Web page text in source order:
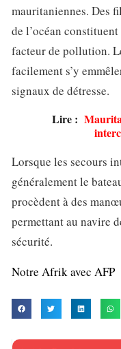
mauritaniennes. Des
de l’océan
facteur de pollution.
facilement s’y
signaux de détresse.
Lire :
Lorsque les secours
généralement le
procèdent à des
permettant au navire
sécurité.
Notre Afrik avec AFP